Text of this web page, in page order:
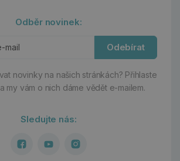
Odběr novinek:
Odebírat
novinky na našich stránkách? Přihlaste
my vám o nich dáme vědět e-mailem.
Sledujte nás: